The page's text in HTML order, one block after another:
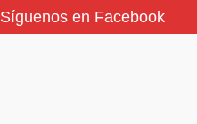
Síguenos en Facebook